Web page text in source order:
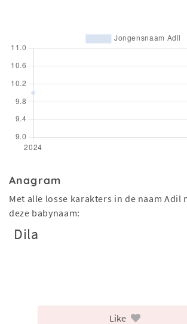
Anagram
Met alle losse karakters in de naam Adil
deze babynaam:
Dila
Like